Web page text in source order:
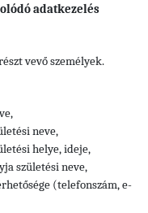
adatkezelés
vevő személyek.
neve,
helye, ideje,
születési neve,
(telefonszám, e-